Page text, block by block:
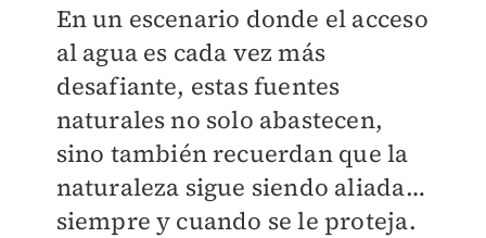
En un escenario donde el acceso
al agua es cada vez más
desafiante, estas fuentes
naturales no solo abastecen,
sino también recuerdan que la
naturaleza sigue siendo aliada…
siempre y cuando se le proteja.